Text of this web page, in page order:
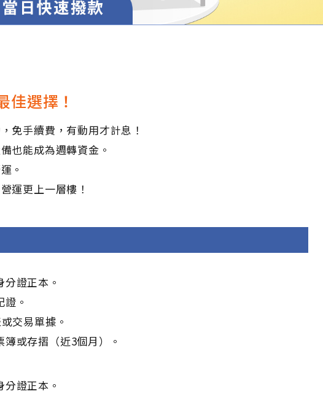
佳選擇！
免手續費，有動用才計息！
也能成為週轉資金。
。
運更上一層樓！
證正本。
。
交易單據。
簿或存摺（近3個月）。
證正本。